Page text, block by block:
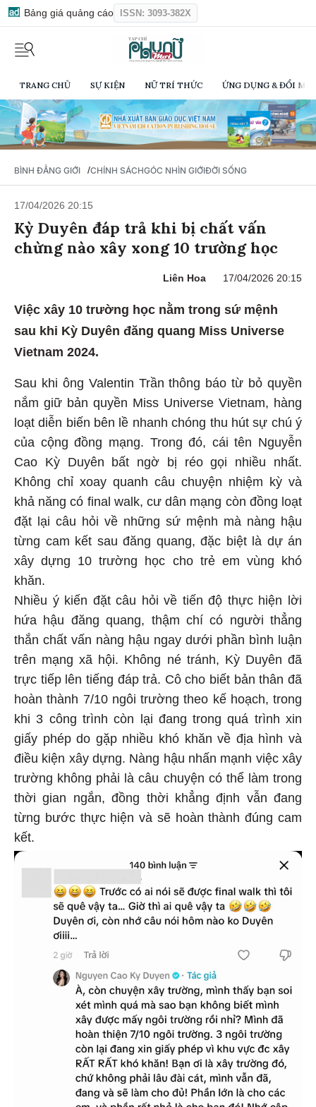
Bảng giá quảng cáo ISSN: 3093-382X
TRANG CHỦ SỰ KIỆN NỮ TRÍ THỨC ỨNG DỤNG & ĐỔI
BÌNH ĐẲNG GIỚI /CHÍNH SÁCHGÓC NHÌN GIỚIĐỜI SỐNG
17/04/2026 20:15
Kỳ Duyên đáp trả khi bị chất vấn
chừng nào xây xong 10 trường học
Liên Hoa 17/04/2026 20:15
Việc xây 10 trường học nằm trong sứ mệnh
sau khi Kỳ Duyên đăng quang Miss Universe
Vietnam 2024.
Sau khi ông Valentin Trần thông báo từ bỏ quyền
nắm giữ bản quyền Miss Universe Vietnam, hàng
loạt diễn biến bên lề nhanh chóng thu hút sự chú ý
của cộng đồng mạng. Trong đó, cái tên Nguyễn
Cao Kỳ Duyên bất ngờ bị réo gọi nhiều nhất.
Không chỉ xoay quanh câu chuyện nhiệm kỳ và
khả năng có final walk, cư dân mạng còn đồng loạt
đặt lại câu hỏi về những sứ mệnh mà nàng hậu
từng cam kết sau đăng quang, đặc biệt là dự án
xây dựng 10 trường học cho trẻ em vùng khó
khăn.
Nhiều ý kiến đặt câu hỏi về tiến độ thực hiện lời
hứa hậu đăng quang, thậm chí có người thẳng
thắn chất vấn nàng hậu ngay dưới phần bình luận
trên mạng xã hội. Không né tránh, Kỳ Duyên đã
trực tiếp lên tiếng đáp trả. Cô cho biết bản thân đã
hoàn thành 7/10 ngôi trường theo kế hoạch, trong
khi 3 công trình còn lại đang trong quá trình xin
giấy phép do gặp nhiều khó khăn về địa hình và
điều kiện xây dựng. Nàng hậu nhấn mạnh việc xây
trường không phải là câu chuyện có thể làm trong
thời gian ngắn, đồng thời khẳng định vẫn đang
từng bước thực hiện và sẽ hoàn thành đúng cam
kết.